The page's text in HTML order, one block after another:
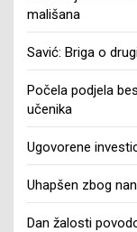
mališana
Savić: Briga o
Počela podjela
učenika
Ugovorene
Uhapšen zbog
Dan žalosti